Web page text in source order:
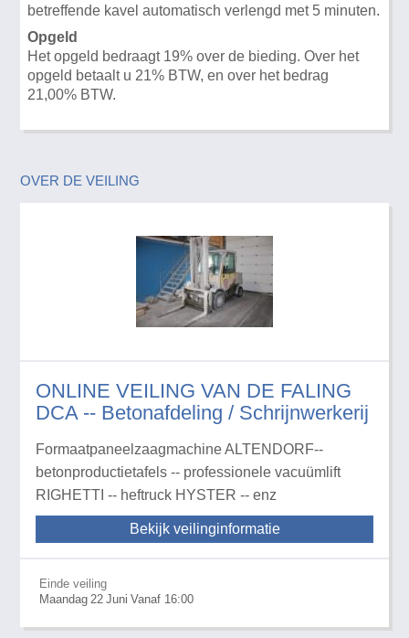
betreffende kavel automatisch verlengd met 5 minuten.
Opgeld
Het opgeld bedraagt 19% over de bieding. Over het
opgeld betaalt u 21% BTW, en over het bedrag
21,00% BTW.
OVER DE VEILING
ONLINE VEILING VAN DE FALING
DCA -- Betonafdeling / Schrijnwerkerij
Formaatpaneelzaagmachine ALTENDORF--
betonproductietafels -- professionele vacuümlift
RIGHETTI -- heftruck HYSTER -- enz
Bekijk veilinginformatie
Einde veiling
Maandag 22 Juni Vanaf 16:00